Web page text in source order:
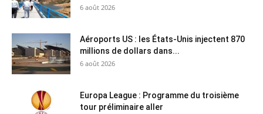
6 août 2026
Aéroports US : les États-Unis injectent 870
millions de dollars dans...
6 août 2026
Europa League : Programme du troisième
tour préliminaire aller